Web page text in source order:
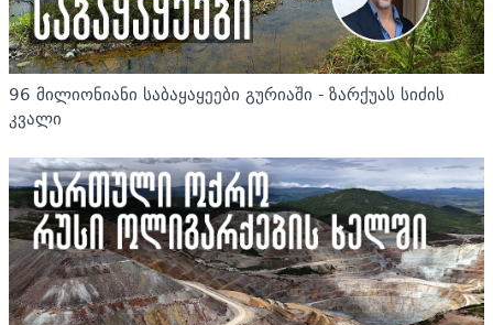
96 მილიონიანი საბაყაყეები გურიაში - ზარქუას სიძის
კვალი